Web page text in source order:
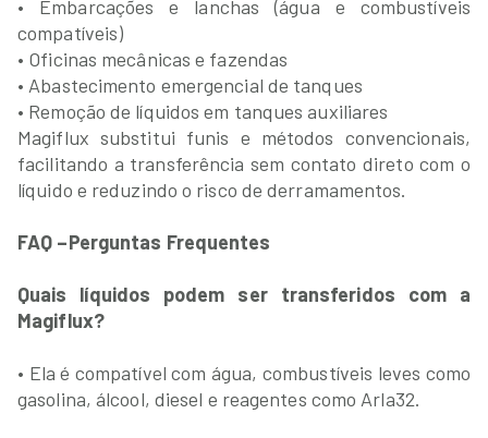
• Embarcações e lanchas (água e combustíveis
compatíveis)
• Oficinas mecânicas e fazendas
• Abastecimento emergencial de tanques
• Remoção de líquidos em tanques auxiliares
Magiflux substitui funis e métodos convencionais,
facilitando a transferência sem contato direto com o
líquido e reduzindo o risco de derramamentos.
FAQ –Perguntas Frequentes
Quais líquidos podem ser transferidos com a
Magiflux?
• Ela é compatível com água, combustíveis leves como
gasolina, álcool, diesel e reagentes como Arla32.